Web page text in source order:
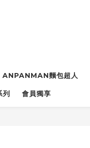
ANPANMAN麵包超人
會員獨享